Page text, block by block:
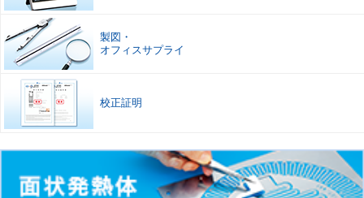
製図 ・
オフィスサプライ
校正証明